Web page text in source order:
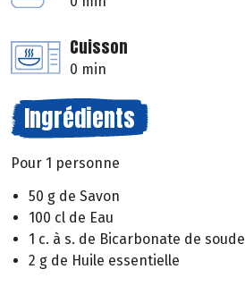
Cuisson
0 min
Ingrédients
Pour 1 personne
50 g de Savon
100 cl de Eau
1 c. à s. de Bicarbonate de soude
2 g de Huile essentielle